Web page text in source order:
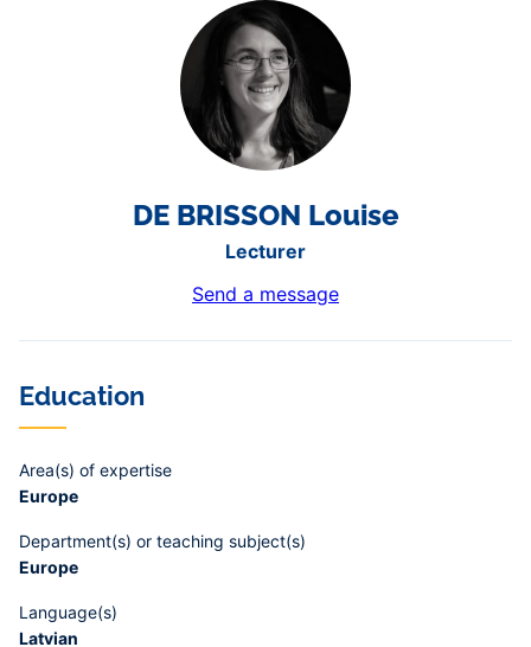
DE BRISSON Louise
Lecturer
Send a message
Education
Area(s) of expertise
Europe
Department(s) or teaching subject(s)
Europe
Language(s)
Latvian